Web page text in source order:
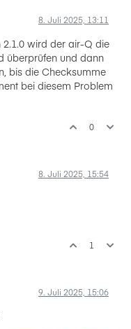
8. Juli 2025, 13:11
wird der air-Q die
überprüfen und dann
bis die Checksumme
bei diesem Problem
0
8. Juli 2025, 15:54
1
9. Juli 2025, 15:06